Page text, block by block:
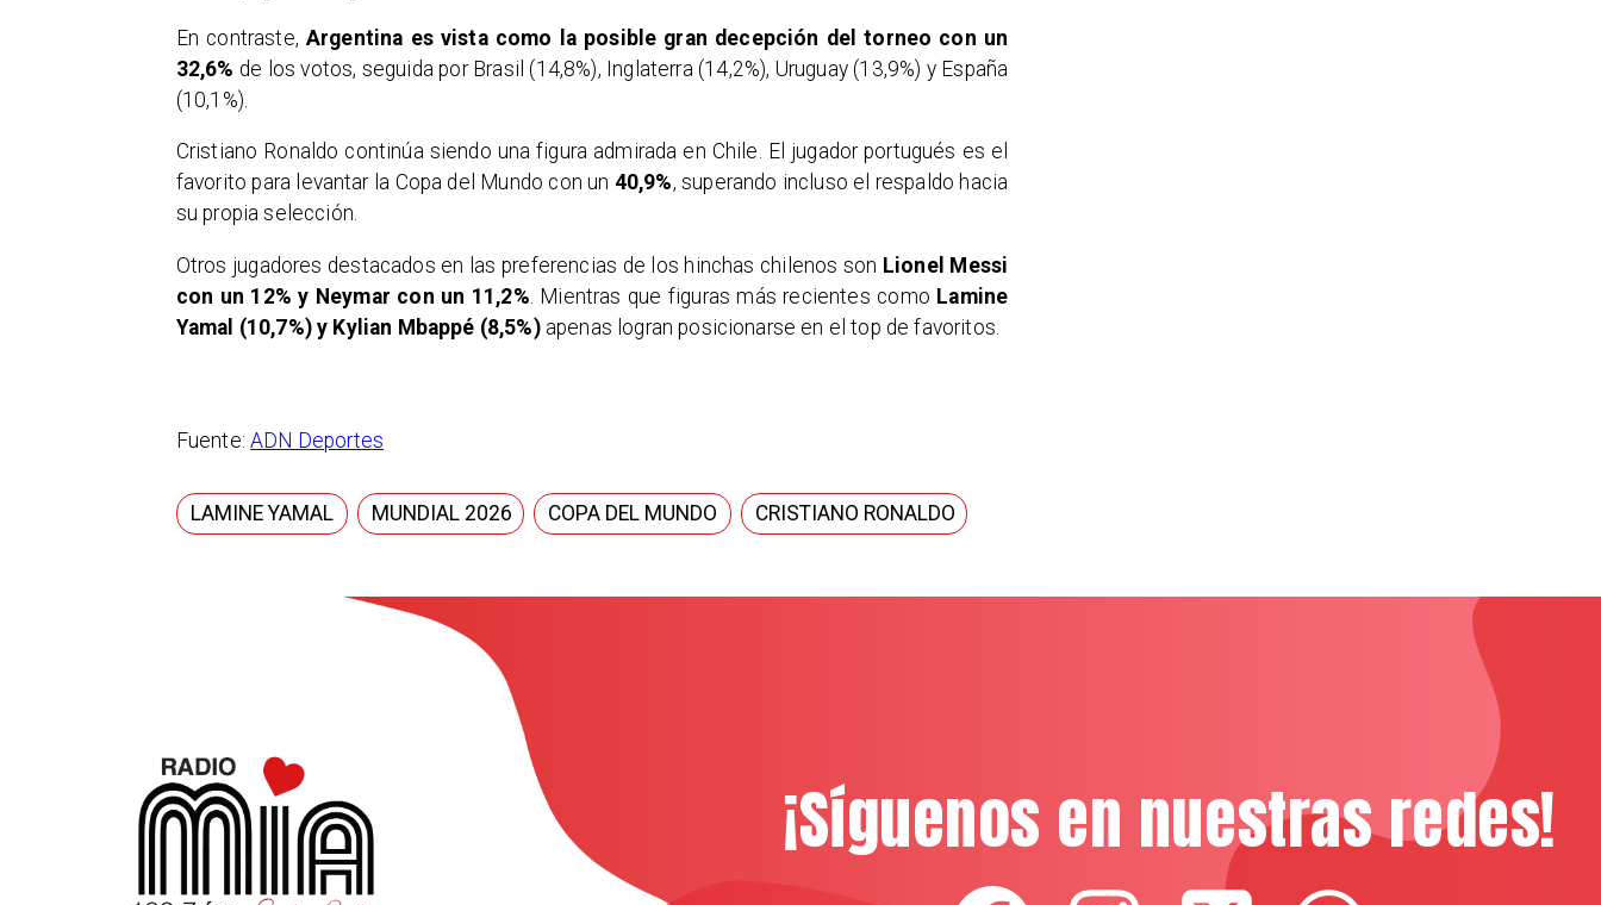
En contraste, Argentina es vista como la posible gran decepción del torneo con un
32,6% de los votos, seguida por Brasil (14,8%), Inglaterra (14,2%), Uruguay (13,9%) y España
(10,1%).
Cristiano Ronaldo continúa siendo una figura admirada en Chile. El jugador portugués es el
favorito para levantar la Copa del Mundo con un 40,9%, superando incluso el respaldo hacia
su propia selección.
Otros jugadores destacados en las preferencias de los hinchas chilenos son Lionel Messi
con un 12% y Neymar con un 11,2% . Mientras que figuras más recientes como Lamine
Yamal (10,7%) y Kylian Mbappé (8,5%)apenas logran posicionarse en el top de favoritos.
Fuente:ADN Deportes
LAMINE YAMAL MUNDIAL 2026 COPA DEL MUNDO CRISTIANO RONALDO
¡Síguenos en nuestras redes!